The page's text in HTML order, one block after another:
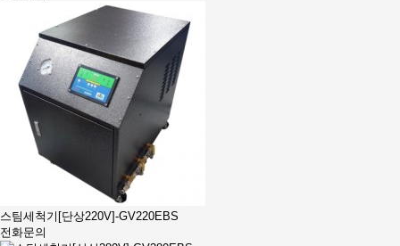
스팀세척기[단상220V]-GV220EBS
전화문의